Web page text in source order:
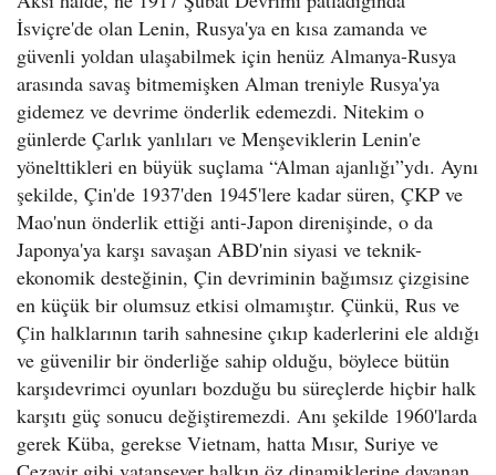
İsviçre'de olan Lenin, Rusya'ya en kısa zamanda ve
güvenli yoldan ulaşabilmek için henüz Almanya-Rusya
arasında savaş bitmemişken Alman treniyle Rusya'ya
gidemez ve devrime önderlik edemezdi. Nitekim o
günlerde Çarlık yanlıları ve Menşeviklerin Lenin'e
yönelttikleri en büyük suçlama “Alman ajanlığı”ydı. Aynı
şekilde, Çin'de 1937'den 1945'lere kadar süren, ÇKP ve
Mao'nun önderlik ettiği anti-Japon direnişinde, o da
Japonya'ya karşı savaşan ABD'nin siyasi ve teknik-
ekonomik desteğinin, Çin devriminin bağımsız çizgisine
en küçük bir olumsuz etkisi olmamıştır. Çünkü, Rus ve
Çin halklarının tarih sahnesine çıkıp kaderlerini ele aldığı
ve güvenilir bir önderliğe sahip olduğu, böylece bütün
karşıdevrimci oyunları bozduğu bu süreçlerde hiçbir halk
karşıtı güç sonucu değiştiremezdi. Anı şekilde 1960'larda
gerek Küba, gerekse Vietnam, hatta Mısır, Suriye ve